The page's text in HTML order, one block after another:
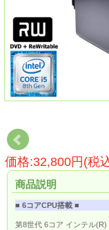
価格:32,800円(税
商品説明
■ 6コアCPU搭載 ■
第8世代 6コア インテル